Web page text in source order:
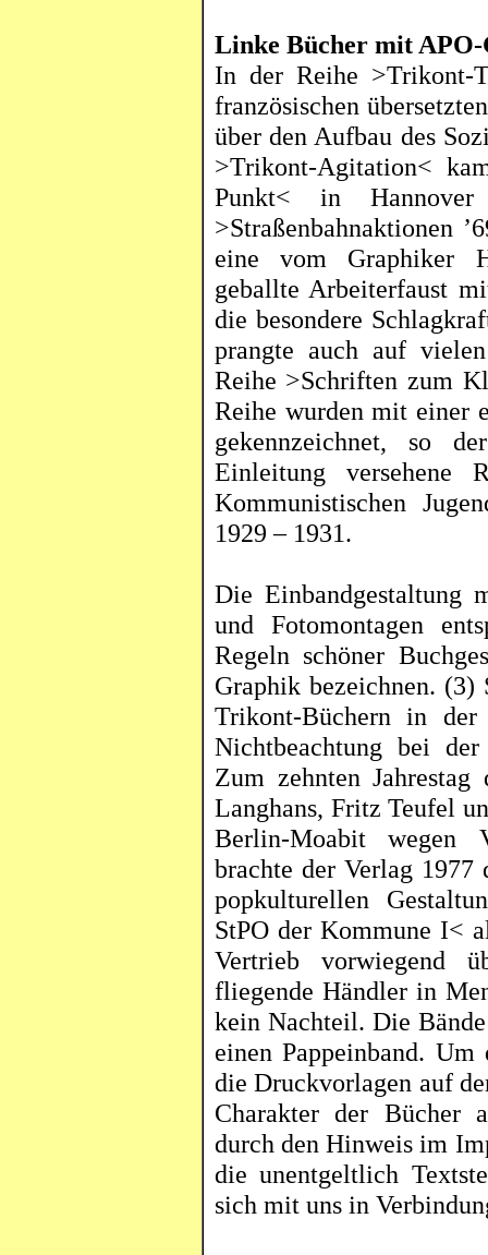
Linke Bücher mit APO-
In der Reihe >Trikont-
französischen
über den Aufbau des
>Trikont-Agitation<
Punkt< in
>Straßenbahnaktionen
eine vom Graphiker
geballte Arbeiterfaust
die besondere
prangte auch auf
Reihe >Schriften zum
Reihe wurden mit einer
gekennzeichnet, so
Einleitung versehene
Kommunistischen
1929 – 1931.
Die Einbandgestaltung
und Fotomontagen
Regeln schöner
Graphik bezeichnen. (3)
Trikont-Büchern in der
Nichtbeachtung bei
Zum zehnten Jahrestag
Langhans, Fritz Teufel
Berlin-Moabit wegen
brachte der Verlag 1977
popkulturellen
StPO der Kommune I<
Vertrieb vorwiegend
fliegende Händler in
kein Nachteil. Die
einen Pappeinband.
die Druckvorlagen auf
Charakter der Bücher
durch den Hinweis im
die unentgeltlich
sich mit uns in